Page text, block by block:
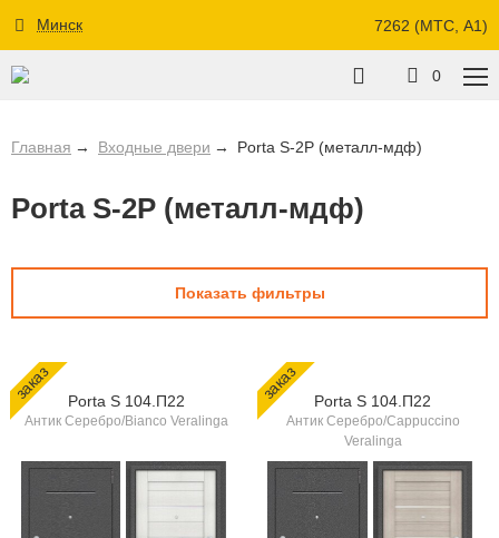
Минск 7262 (МТС, A1)
0
Главная Входные двери Porta S-2P (металл-мдф)
Porta S-2P (металл-мдф)
Показать фильтры
заказ Porta S 104.П22
Антик Серебро/Bianco Veralinga
заказ Porta S 104.П22
Антик Серебро/Cappuccino
Veralinga